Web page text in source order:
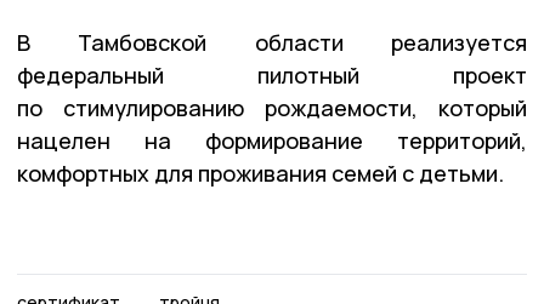
В Тамбовской области реализуется
федеральный пилотный проект
по стимулированию рождаемости, который
нацелен на формирование территорий,
комфортных для проживания семей с детьми.